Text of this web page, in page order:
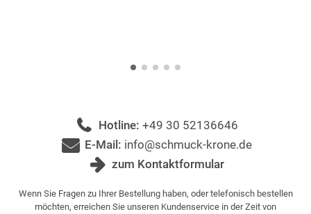
Hotline: +49 30 52136646
E-Mail: info@schmuck-krone.de
zum Kontaktformular
Wenn Sie Fragen zu Ihrer Bestellung haben, oder telefonisch bestellen
möchten, erreichen Sie unseren Kundenservice in der Zeit von